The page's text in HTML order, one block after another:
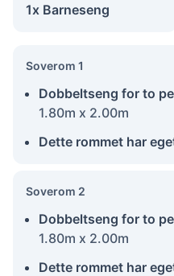
1x Barneseng
Soverom 1
Dobbeltseng for to
1.80m x 2.00m
Dette rommet har
Soverom 2
Dobbeltseng for to
1.80m x 2.00m
Dette rommet har